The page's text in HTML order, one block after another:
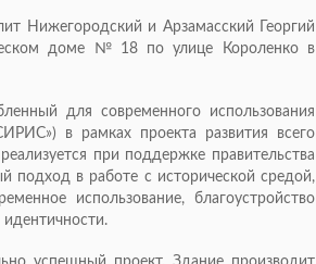
Нижегородский и Арзамасский Георгий
доме № 18 по улице Короленко в
для современного использования
в рамках проекта развития всего
при поддержке правительства
подход в работе с исторической средой,
использование, благоустройство